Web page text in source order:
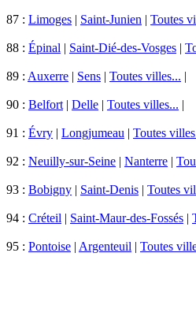
87 : Limoges | Saint-Junien | Toutes
88 : Épinal | Saint-Dié-des-Vosges |
89 : Auxerre | Sens | Toutes villes... |
90 : Belfort | Delle | Toutes villes... |
91 : Évry | Longjumeau | Toutes
92 : Neuilly-sur-Seine | Nanterre |
93 : Bobigny | Saint-Denis | Toutes
94 : Créteil | Saint-Maur-des-Fossés |
95 : Pontoise | Argenteuil | Toutes